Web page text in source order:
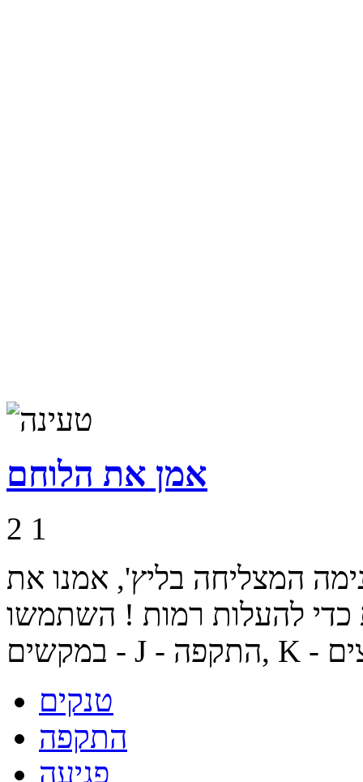
אמן את הלוחם
2 1
המצליחה בליץ', אמנו את
כדי להעלות רמות ! השתמשו
טנקים
התקפה
פגיעה